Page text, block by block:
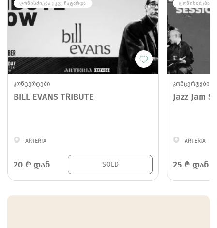
ᲦᲝᲜᲘᲡᲫᲘᲔᲑᲐ ᲣᲙᲕᲔ ᲩᲐᲢᲐᲠᲓᲐ
კონცერტები
BILL EVANS TRIBUTE
ARTERIA
20 ₾ დან SOLD
ᲦᲝᲜᲘᲡᲫᲘᲔᲑᲐ
კონცერტები
Jazz Jam
ARTERIA
25 ₾ დან